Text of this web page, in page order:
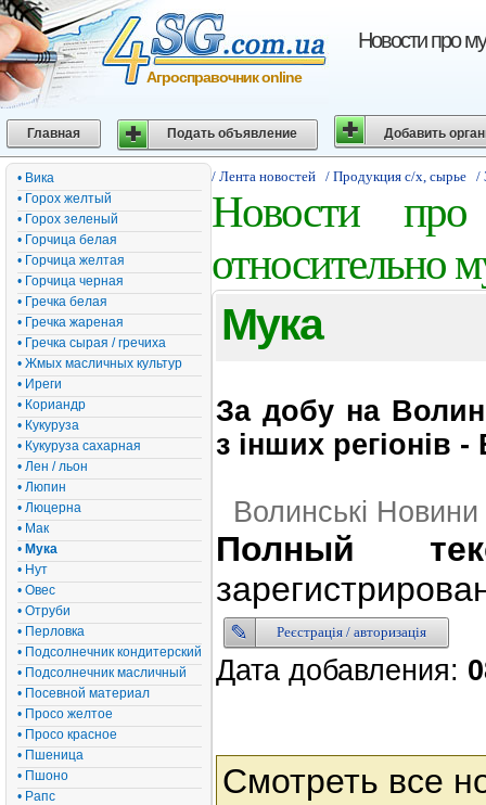
Новости про
Агросправочник online
Главная Подать объявление Добавить
• Вика
• Горох желтый
• Горох зеленый
• Горчица белая
• Горчица желтая
• Горчица черная
• Гречка белая
• Гречка жареная
• Гречка сырая / гречиха
• Жмых масличных культур
• Иреги
• Кориандр
• Кукуруза
• Кукуруза сахарная
• Лен / льон
• Люпин
• Люцерна
• Мак
• Мука
• Нут
• Овес
• Отруби
• Перловка
• Подсолнечник кондитерский
• Подсолнечник масличный
• Посевной материал
• Просо желтое
• Просо красное
• Пшеница
• Пшоно
• Рапс
/ Лента новостей / Продукция с/х, сырье /
Новости про
относительно
Мука
За добу на
з інших регіонів
Волинські Новини
Полный
Реєстрація / авторизація
Дата добавления:
Смотреть все